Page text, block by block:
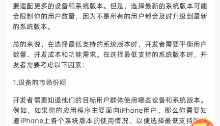
要适配更多的设备和系统版本。但是，选择最新的系统版本可能
会限制你的用户数量，因为不是所有的用户都会及时升级到最新
的系统版本。
总的来说，在选择最低支持的系统版本时，开发者需要平衡用户
数量、开发成本和功能需求。在选择最低支持的系统版本时，开
发者需要考虑以下因素：
1.设备的市场份额
开发者需要知道他们的目标用户群体使用哪些设备和系统版本。
例如，如果你的应用程序主要面向iPhone用户，那么你需要知
道iPhone上各个系统版本的使用情况，以便选择最低支持的系